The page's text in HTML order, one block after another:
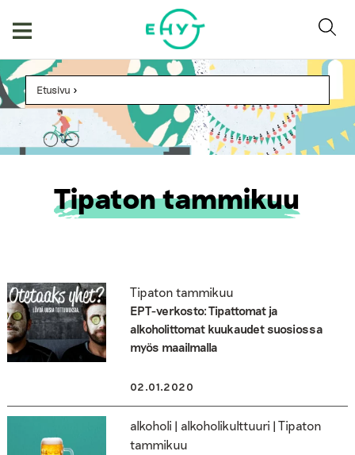
Etusivu >
Tipaton tammikuu
Tipaton tammikuu
EPT-verkosto: Tipattomat ja
alkoholittomat kuukaudet suosiossa
myös maailmalla
02.01.2020
alkoholi | alkoholikulttuuri | Tipaton
tammikuu